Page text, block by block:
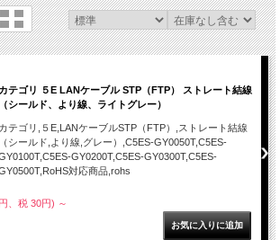
カテゴリ ５E LANケーブル STP（FTP） ストレート結線
（シールド、より線、ライトグレー）
カテゴリ,５E,LANケーブルSTP（FTP）,ストレート結線
（シールド,より線,グレー）,C5ES-GY0050T,C5ES-
GY0200T,C5ES-GY0300T,C5ES-
対応商品,rohs
、税 30円) ～